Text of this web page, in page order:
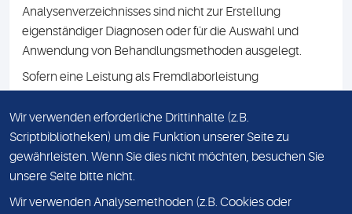
Analysenverzeichnisses sind nicht zur Erstellung
eigenständiger Diagnosen oder für die Auswahl und
Anwendung von Behandlungsmethoden ausgelegt.
Sofern eine Leistung als Fremdlaborleistung
Namen des Fremdlabors mit. Mit der Beauftragung der
Fremdlaborleistung erklären Sie sich mit dieser
Vereinbarung einverstanden.
Wir verwenden erforderliche Drittinhalte (z.B.
Scriptbibliotheken) um die Funktion unserer Seite zu
gewährleisten. Wenn Sie dies nicht möchten, besuchen Sie
unsere Seite bitte nicht.
Wir verwenden Analysemethoden (z.B. Cookies oder